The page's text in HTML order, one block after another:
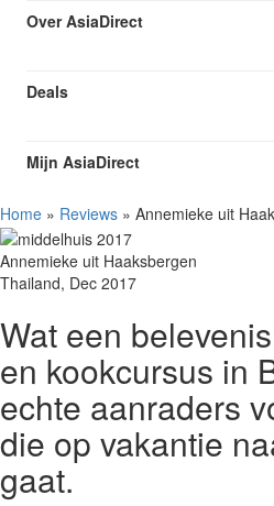
Over AsiaDirect
Deals
Mijn AsiaDirect
Home » Reviews » Annemieke uit
Annemieke uit Haaksbergen
Thailand, Dec 2017
Wat een
en kookcursus in
echte aanraders
die op vakantie
gaat.